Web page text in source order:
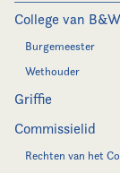
College van B&W
Burgemeester
Wethouder
Griffie
Commissielid
Rechten van het